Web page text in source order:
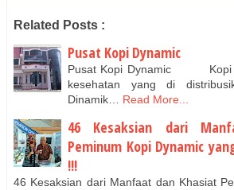
Related Posts :
Pusat Kopi Dynamic
Pusat Kopi Dynamic Kopi
kesehatan yang di
Dinamik…
Read More...
46 Kesaksian dari
Peminum Kopi Dynamic
!!!
46 Kesaksian dari Manfaat dan Khasiat